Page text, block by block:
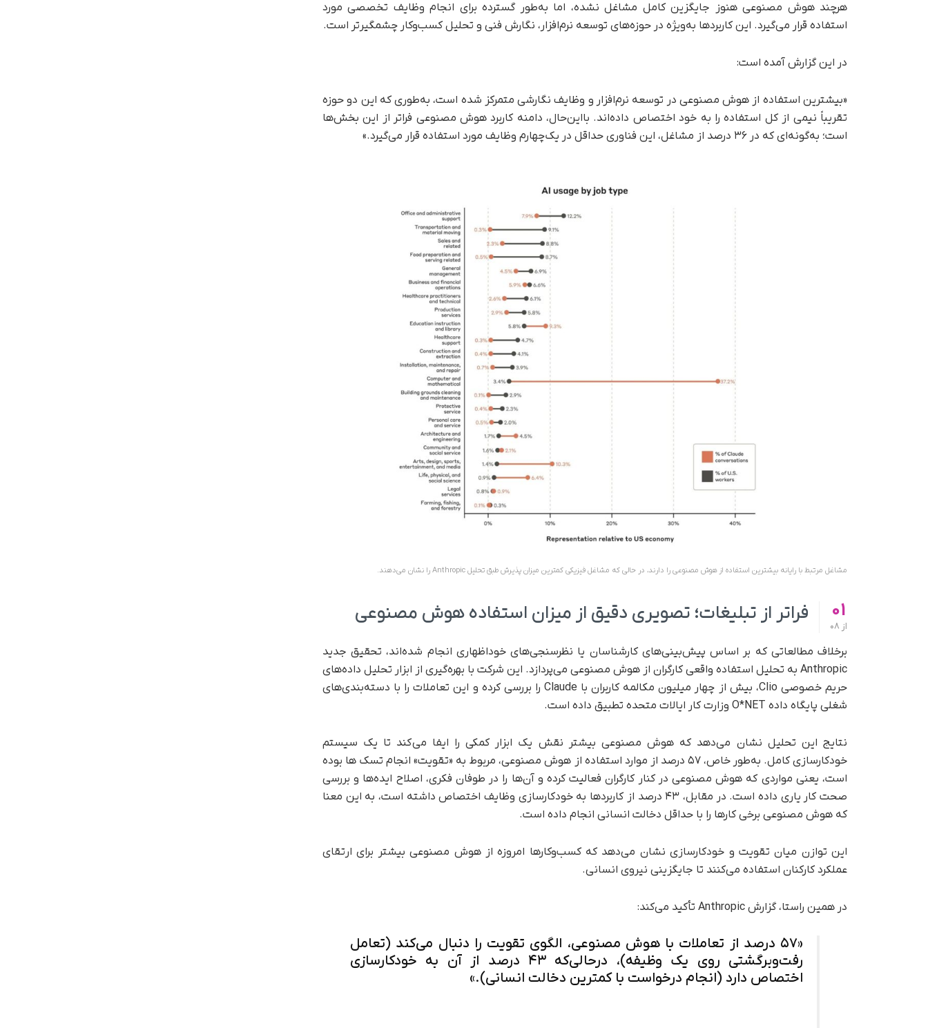
هرچند هوش مصنوعی هنوز جایگزین کامل مشاغل نشده، اما به‌طور گسترده برای انجام وظایف تخصصی مورد
استفاده قرار می‌گیرد. این کاربردها به‌ویژه در حوزه‌های توسعه نرم‌افزار، نگارش فنی و تحلیل کسب‌وکار چشمگیرتر است.
در این گزارش آمده است:
«بیشترین استفاده از هوش مصنوعی در توسعه نرم‌افزار و وظایف نگارشی متمرکز شده است، به‌طوری که این دو حوزه
تقریباً نیمی از کل استفاده را به خود اختصاص داده‌اند. بااین‌حال، دامنه کاربرد هوش مصنوعی فراتر از این بخش‌ها
است؛ به‌گونه‌ای که در ۳۶ درصد از مشاغل، این فناوری حداقل در یک‌چهارم وظایف مورد استفاده قرار می‌گیرد.»
مشاغل مرتبط با رایانه بیشترین استفاده از هوش مصنوعی را دارند، در حالی که مشاغل فیزیکی کمترین میزان پذیرش طبق تحلیل Anthropic را نشان می‌دهند.
01
از
فراتر از تبلیغات؛ تصویری دقیق از میزان استفاده هوش مصنوعی
برخلاف مطالعاتی که بر اساس پیش‌بینی‌های کارشناسان یا نظرسنجی‌های خوداظهاری انجام شده‌اند، تحقیق جدید
Anthropic به تحلیل استفاده واقعی کارگران از هوش مصنوعی می‌پردازد. این شرکت با بهره‌گیری از ابزار تحلیل داده‌های
حریم خصوصی Clio، بیش از چهار میلیون مکالمه کاربران با Claude را بررسی کرده و این تعاملات را با دسته‌بندی‌های
شغلی پایگاه داده O*NET وزارت کار ایالات متحده تطبیق داده است.
نتایج این تحلیل نشان می‌دهد که هوش مصنوعی بیشتر نقش یک ابزار کمکی را ایفا می‌کند تا یک سیستم
خودکارسازی کامل. به‌طور خاص، ۵۷ درصد از موارد استفاده از هوش مصنوعی، مربوط به «تقویت» انجام تسک ها بوده
است، یعنی مواردی که هوش مصنوعی در کنار کارگران فعالیت کرده و آن‌ها را در طوفان فکری، اصلاح ایده‌ها و بررسی
صحت کار یاری داده است. در مقابل، ۴۳ درصد از کاربردها به خودکارسازی وظایف اختصاص داشته است، به این معنا
که هوش مصنوعی برخی کارها را با حداقل دخالت انسانی انجام داده است.
این توازن میان تقویت و خودکارسازی نشان می‌دهد که کسب‌وکارها امروزه از هوش مصنوعی بیشتر برای ارتقای
عملکرد کارکنان استفاده می‌کنند تا جایگزینی نیروی انسانی.
در همین راستا، گزارش Anthropic تأکید می‌کند:
«۵۷ درصد از تعاملات با هوش مصنوعی، الگوی تقویت را دنبال می‌کند (تعامل
رفت‌وبرگشتی روی یک وظیفه)، درحالی‌که ۴۳ درصد از آن به خودکارسازی
اختصاص دارد (انجام درخواست با کمترین دخالت انسانی).»